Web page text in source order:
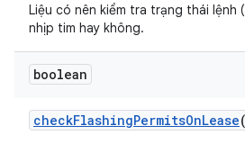
Liệu có nên kiểm tra trạng thái lệnh
nhịp tim hay không.
boolean
checkFlashingPermitsOnLease